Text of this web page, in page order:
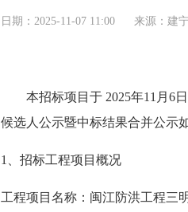
日期：2025-11-07 11:00 来源：建
本招标项目于 2025年11 月 6日
候选人 公示暨中标结果合并公示
1 、招标工程项目概况
工程项目名称： 闽江防洪工程三